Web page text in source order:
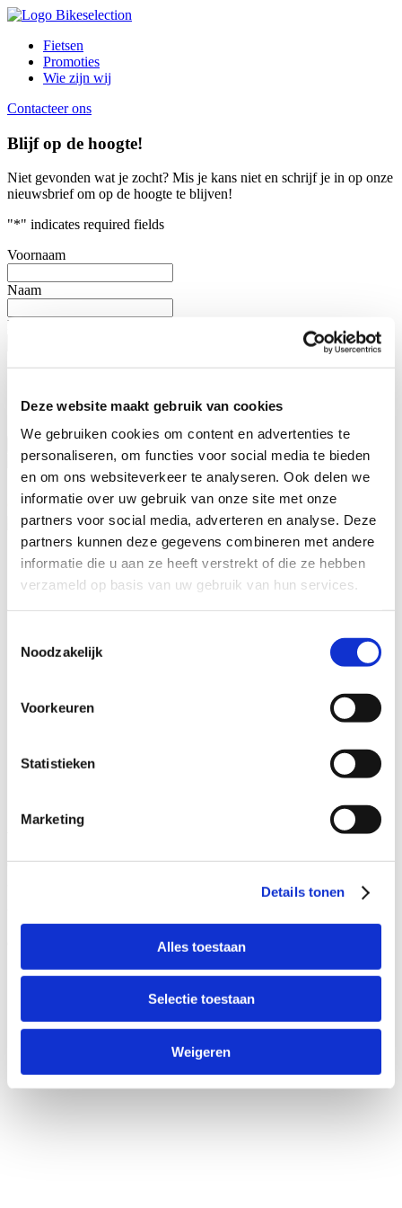
Deze website maakt gebruik van cookies
We gebruiken cookies om content en advertenties te
personaliseren, om functies voor social media te bieden
en om ons websiteverkeer te analyseren. Ook delen we
informatie over uw gebruik van onze site met onze
partners voor social media, adverteren en analyse. Deze
partners kunnen deze gegevens combineren met andere
informatie die u aan ze heeft verstrekt of die ze hebben
verzameld op basis van uw gebruik van hun services.
Noodzakelijk
Voorkeuren
Statistieken
Marketing
Details tonen
Alles toestaan
Selectie toestaan
Weigeren
Fietsen
Promoties
Wie zijn wij
Contacteer ons
Blijf op de hoogte!
Niet gevonden wat je zocht? Mis je kans niet en schrijf je in op onze
nieuwsbrief om op de hoogte te blijven!
"*" indicates required fields
Voornaam
Naam
E-mailadres
gebruik van mijn persoonlijke gegevens zoals beschreven in de
Privacyverklaringgelezen en begrepen*
Bikeselection
4.7
Wie zijn wij
B2Bike
Conservenweg 3C
info@bikeselection.be